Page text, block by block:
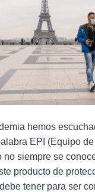
hemos
EPI (Equipo
no siempre se
producto de
tener para ser